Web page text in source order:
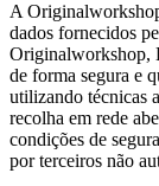
A
dados fornecidos
Originalworkshop,
de forma segura e
utilizando técnicas
recolha em rede
condições de
por terceiros não